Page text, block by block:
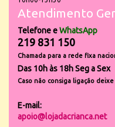
Atendimento
Telefone eWhatsApp
219 831 150
Chamada para a rede fixa
Das 10h às 18h Seg a Sex
Caso não consiga ligação
E-mail:
apoio@lojadacrianca.net